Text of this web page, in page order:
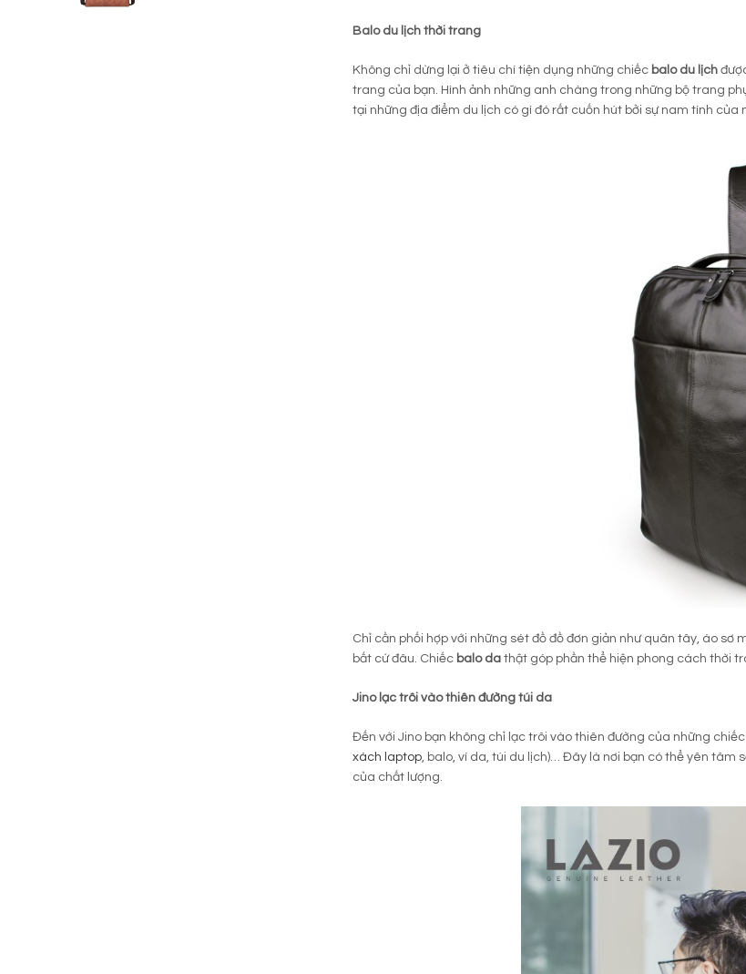
Balo du lịch thời trang
Không chỉ dừng lại ở tiêu chí tiện dụng những chiếc balo du lịch
trang của bạn. Hình ảnh những anh chàng trong những bộ trang
tại những địa điểm du lịch có gì đó rất cuốn hút bởi sự nam tính của
Chỉ cần phối hợp với những sét đồ đồ đơn giản như quân tây, áo
bất cứ đâu. Chiếc baloda thật góp phần thể hiện phong cách thời
Jino lạc trôi vào thiên đường túi da
Đến với Jino bạn không chỉ lạc trôi vào thiên đường của những
xách laptop , balo, ví da, túi du lịch)… Đây là nơi bạn có thể yên tâm
của chất lượng.